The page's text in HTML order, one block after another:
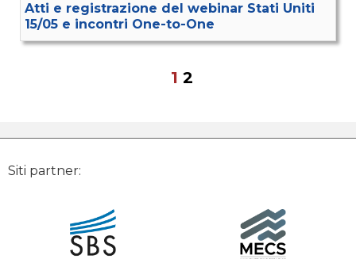
Atti e registrazione del webinar Stati Uniti
15/05 e incontri One-to-One
1 2
Siti partner: